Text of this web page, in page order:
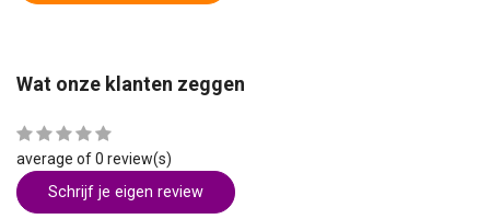
Wat onze klanten zeggen
average of 0 review(s)
Schrijf je eigen review